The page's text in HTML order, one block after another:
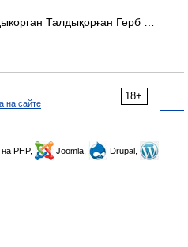
Талдықорған Герб …
18+
на сайте
PHP, Joomla,
Drupal,